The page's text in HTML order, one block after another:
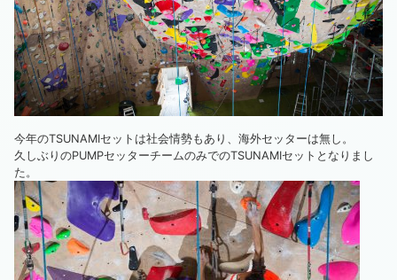
今年のTSUNAMIセットは社会情勢もあり、海外セッターは無し。
久しぶりのPUMPセッターチームのみでのTSUNAMIセットとなりまし
た。